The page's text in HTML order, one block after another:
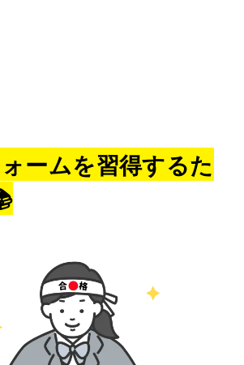
ームを習得するた